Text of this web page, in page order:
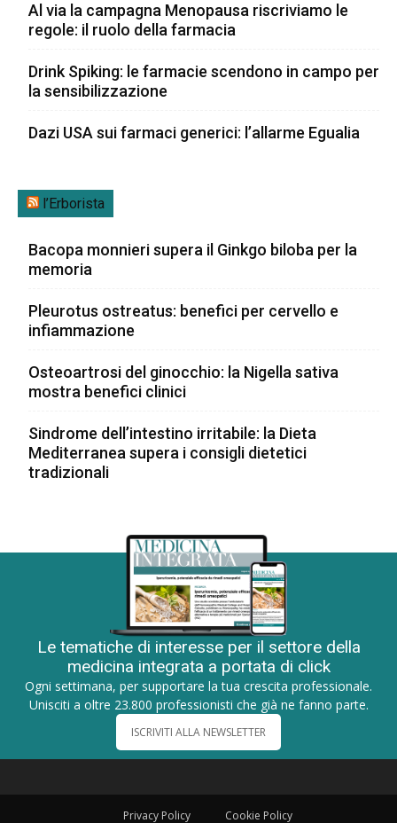
Al via la campagna Menopausa riscriviamo le
regole: il ruolo della farmacia
Drink Spiking: le farmacie scendono in campo per
la sensibilizzazione
Dazi USA sui farmaci generici: l’allarme Egualia
l’Erborista
Bacopa monnieri supera il Ginkgo biloba per la
memoria
Pleurotus ostreatus: benefici per cervello e
infiammazione
Osteoartrosi del ginocchio: la Nigella sativa
mostra benefici clinici
Sindrome dell’intestino irritabile: la Dieta
Mediterranea supera i consigli dietetici
tradizionali
Le tematiche di interesse per il settore della
medicina integrata a portata di click
Ogni settimana, per supportare la tua crescita professionale.
Unisciti a oltre 23.800 professionisti che già ne fanno parte.
ISCRIVITI ALLA NEWSLETTER
Privacy Policy Cookie Policy